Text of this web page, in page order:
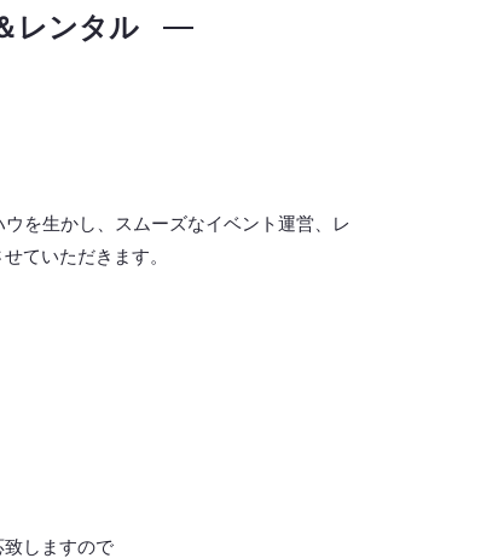
レンタル
を生かし、スムーズなイベント運営、レ
ていただきます。
しますので